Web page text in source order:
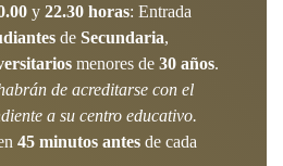
y 22.30 horas: Entrada
de Secundaria,
menores de 30 años.
de acreditarse con el
a su centro educativo.
45 minutos antes de cada